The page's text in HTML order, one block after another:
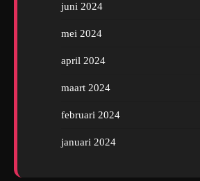
juni 2024
mei 2024
april 2024
maart 2024
februari 2024
januari 2024